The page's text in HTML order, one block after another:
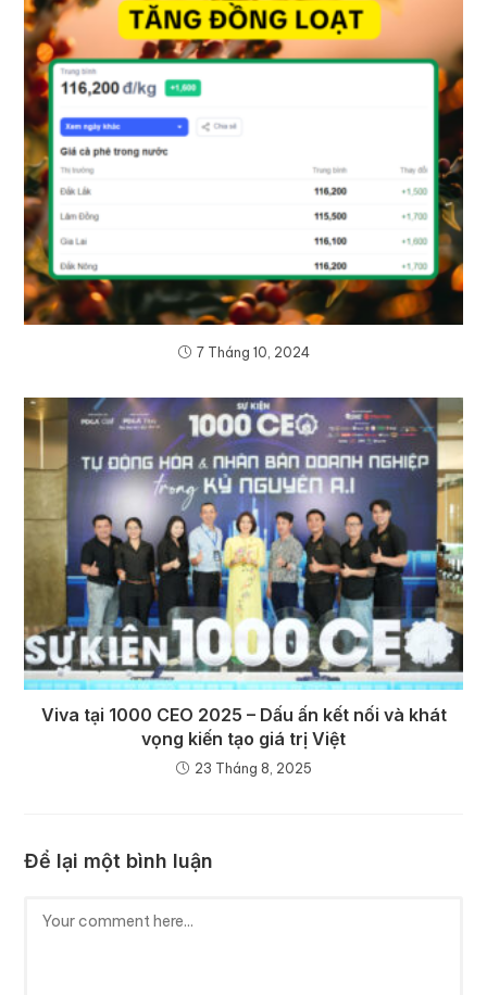
7 Tháng 10, 2024
Viva tại 1000 CEO 2025 – Dấu ấn kết nối và khát
vọng kiến tạo giá trị Việt
23 Tháng 8, 2025
Để lại một bình luận